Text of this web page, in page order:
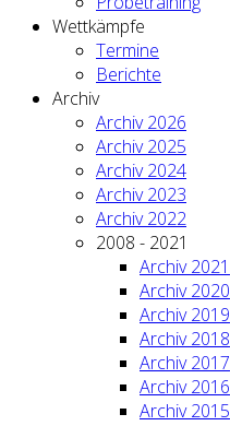
Wettkämpfe
Termine
Berichte
Archiv
Archiv 2026
Archiv 2025
Archiv 2024
Archiv 2023
Archiv 2022
2008 - 2021
Archiv 2021
Archiv 2020
Archiv 2019
Archiv 2018
Archiv 2017
Archiv 2016
Archiv 2015